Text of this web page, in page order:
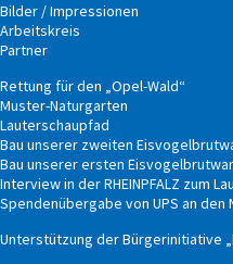
Bilder / Impressionen
Arbeitskreis
Partner
Rettung für den „Opel-Wald“
Muster-Naturgarten
Lauterschaupfad
Bau unserer zweiten
Bau unserer ersten
Interview in der RHEINPFALZ zum
Spendenübergabe von UPS an den
Unterstützung der Bürgerinitiative